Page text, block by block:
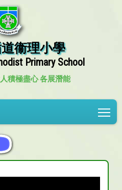
衞理小學
Primary School
積極盡心 各展潛能